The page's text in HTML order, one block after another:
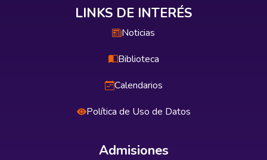
LINKS DE INTERÉS
Noticias
Biblioteca
Calendarios
Política de Uso de Datos
Admisiones